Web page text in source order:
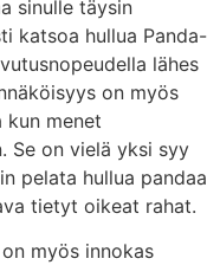
sinulle täysin
katsoa hullua Panda-
lähes
on myös
kun menet
Se on vielä yksi syy
pelata hullua pandaa
tietyt oikeat rahat.
myös innokas